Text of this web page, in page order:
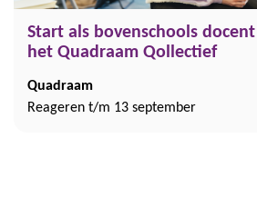
Start als bovenschools
het Quadraam Qollectief
Quadraam
Reageren t/m 13 september